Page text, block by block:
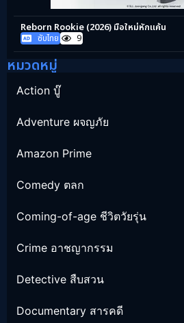
Reborn Rookie (2026) มือใหม่หักแค้น
ซับไทย 9
หมวดหมู่
Action บู๊
Adventure ผจญภัย
Amazon Prime
Comedy ตลก
Coming-of-age ชีวิตวัยรุ่น
Crime อาชญากรรม
Detective สืบสวน
Documentary สารคดี